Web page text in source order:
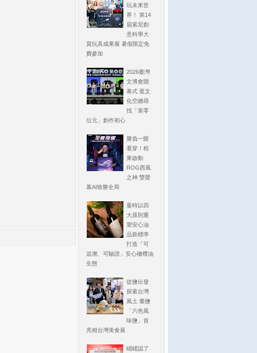
玩未來世
界！ 第14
屆索尼創
意科學大
賞玩具成果展 暑假限定免
費參加
2026臺灣
文博會開
幕式 逛文
化空總尋
找「第零
位元」創作初心
勝負一眼
看穿！程
東啟動
ROG西風
之神 雙螢
幕AI致勝全局
曼時以四
大原則重
塑安心油
品新標準
打造「可
追溯、可驗證」安心橄欖油
生態
從鹽出發
探索台灣
風土 臺鹽
「六色風
味鹽」首
亮相台灣美食展
峮峮認了